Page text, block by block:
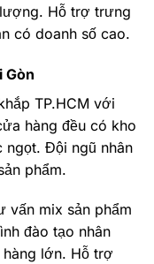
Hỗ trợ trưng
có doanh số cao.
Gòn
TP.HCM với
hàng đều có kho
ngọt. Đội ngũ nhân
phẩm.
vấn mix sản phẩm
đào tạo nhân
lớn. Hỗ trợ